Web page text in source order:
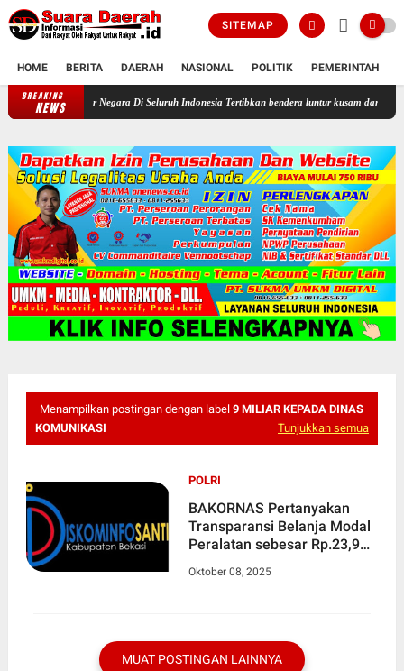
SITEMAP
HOME BERITA DAERAH NASIONAL POLITIK PEMERINTAH
BREAKING
NEWS Profesor Minta Presiden RI Perintahkan Semua Aparatur Negara Di
Menampilkan postingan dengan label 9 MILIAR KEPADA DINAS
KOMUNIKASI
Tunjukkan semua
POLRI
BAKORNAS Pertanyakan
Transparansi Belanja Modal
Peralatan sebesar Rp.23,9
Komunikasi, Informatika,
Oktober 08, 2025
MUAT POSTINGAN LAINNYA